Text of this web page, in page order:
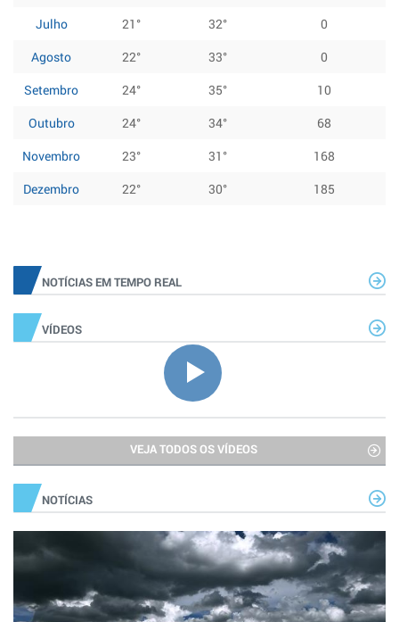
Julho
21° 32°
0
Agosto
22° 33°
0
Setembro
24° 35°
10
Outubro
24° 34°
68
Novembro
23° 31°
168
Dezembro
22° 30° 185
NOTÍCIAS EM TEMPO REAL
VÍDEOS
VEJA TODOS OS VÍDEOS
NOTÍCIAS